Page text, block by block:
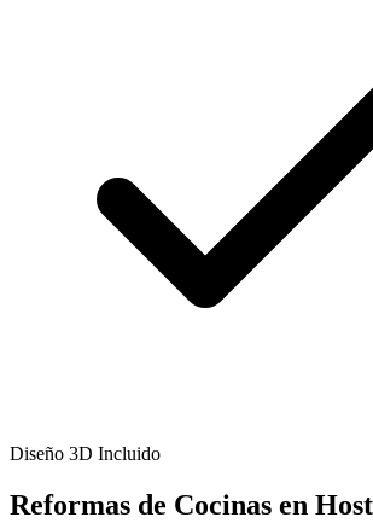
Diseño 3D Incluido
Reformas de Cocinas en